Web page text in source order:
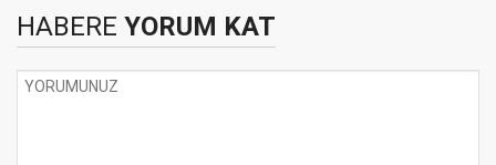
HABERE YORUM KAT